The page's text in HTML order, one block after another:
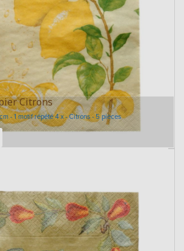
Citrons
- 1 motif répété 4 x - Citrons - 5 pièces